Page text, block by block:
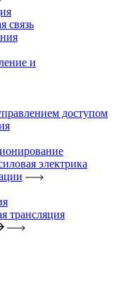
связь
и
доступом
электрика
трансляция